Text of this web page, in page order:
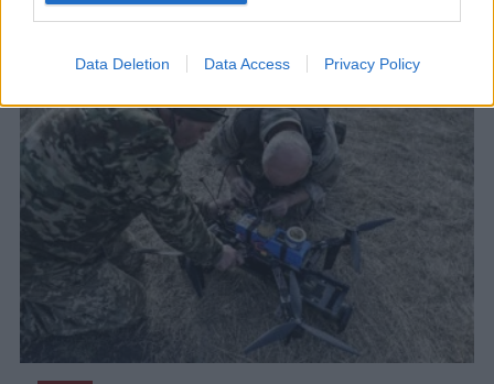
Data Deletion Data Access Privacy Policy